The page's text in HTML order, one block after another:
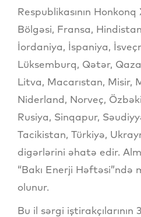
Respublikasının
Bölgəsi, Fransa,
İordaniya, İspaniya,
Lüksemburq, Qətər,
Litva, Macarıstan, Misir,
Niderland, Norveç,
Rusiya, Sinqapur,
Tacikistan, Türkiyə,
digərlərini əhatə edir.
“Bakı Enerji Həftəsi”ndə
olunur.
Bu il sərgi